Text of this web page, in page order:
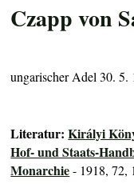
Czapp von
ungarischer Adel 30. 5.
Literatur:Királyi
Hof- und Staats-
Monarchie- 1918, 72,